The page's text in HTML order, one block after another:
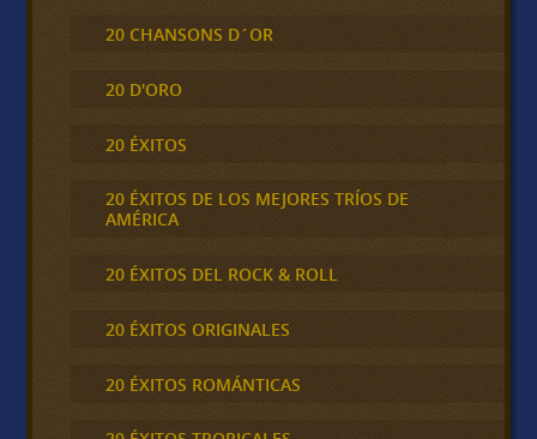
20 CHANSONS D´OR
20 D'ORO
20 ÉXITOS
20 ÉXITOS DE LOS MEJORES TRÍOS DE
AMÉRICA
20 ÉXITOS DEL ROCK & ROLL
20 ÉXITOS ORIGINALES
20 ÉXITOS ROMÁNTICAS